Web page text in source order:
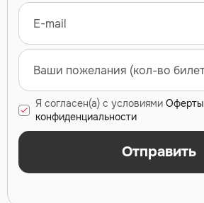
Я согласен(а) с условиями Оферты
конфиденциальности
Отправить